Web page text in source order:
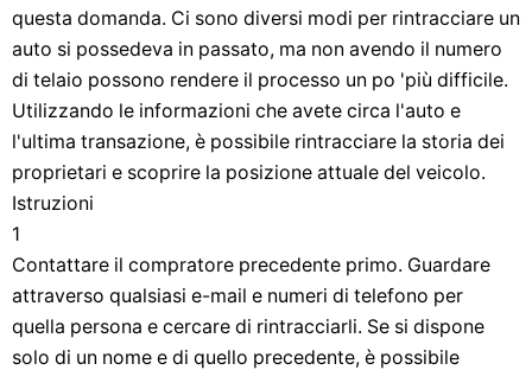
questa domanda. Ci sono diversi modi per rintracciare un
auto si possedeva in passato, ma non avendo il numero
di telaio possono rendere il processo un po 'più difficile.
Utilizzando le informazioni che avete circa l'auto e
l'ultima transazione, è possibile rintracciare la storia dei
proprietari e scoprire la posizione attuale del veicolo.
Istruzioni
1
Contattare il compratore precedente primo. Guardare
attraverso qualsiasi e-mail e numeri di telefono per
quella persona e cercare di rintracciarli. Se si dispone
solo di un nome e di quello precedente, è possibile